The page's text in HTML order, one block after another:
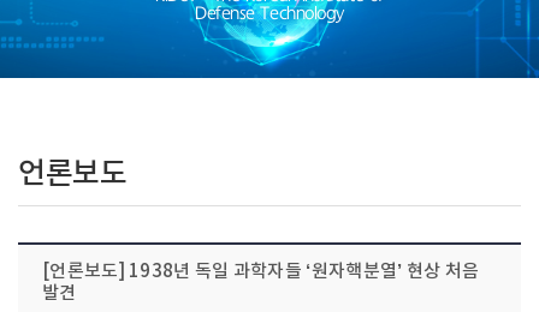
Defense Technology
언론보도
[언론보도] 1938년 독일 과학자들 ‘원자핵분열’ 현상 처음
발견